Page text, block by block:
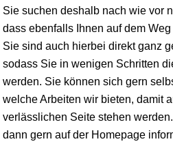
Sie suchen deshalb nach wie vor
dass ebenfalls Ihnen auf dem
Sie sind auch hierbei direkt ganz
sodass Sie in wenigen Schritten
werden. Sie können sich gern
welche Arbeiten wir bieten, damit
verlässlichen Seite stehen
dann gern auf der Homepage